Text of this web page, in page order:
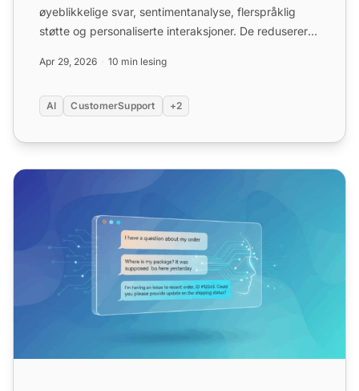
øyeblikkelige svar, sentimentanalyse, flerspråklig
støtte og personaliserte interaksjoner. De reduserer
Apr 29, 2026 10 min lesing
AI CustomerSupport +2
Hvordan integrere AI i helpdesken din for automatisk å